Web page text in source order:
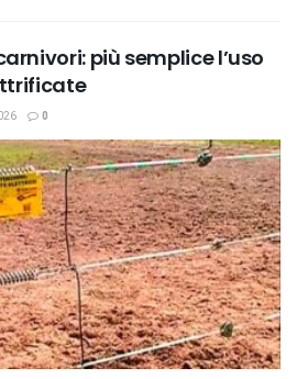
più semplice l’uso
0